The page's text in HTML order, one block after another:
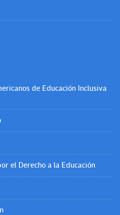
de Educación Inclusiva
el Derecho a la Educación